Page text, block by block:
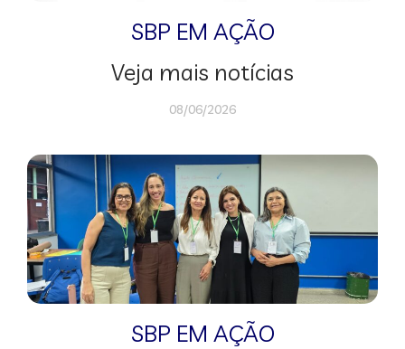
SBP EM AÇÃO
Veja mais notícias
08/06/2026
SBP EM AÇÃO